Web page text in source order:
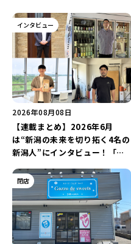
インタビュー
2026年08月08日
【連載まとめ】2026年6月
は“新潟の未来を切り拓く4名の
新潟人”にインタビュー！「学
トグラファー」など要チェック
♪
閉店